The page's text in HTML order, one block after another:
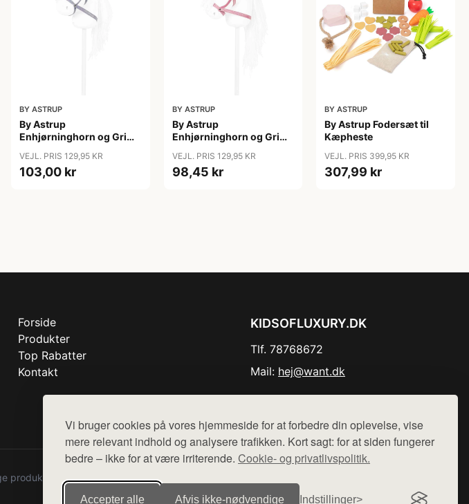
Vi bruger cookies på vores hjemmeside for at forbedre din oplevelse, vise
mere relevant indhold og analysere trafikken. Kort sagt: for at siden fungerer
bedre – ikke for at være irriterende. Cookie- og privatlivspolitik.
Accepter alle Afvis ikke‑nødvendige Indstillinger
BY ASTRUP
By Astrup
Enhjørninghorn og Grime
VEJL. PRIS 129,95 KR
103,00 kr
BY ASTRUP
By Astrup
Enhjørninghorn og Grime
VEJL. PRIS 129,95 KR
98,45 kr
BY ASTRUP
By Astrup Fodersæt til
Kæpheste
VEJL. PRIS 399,95 KR
307,99 kr
Forside
Produkter
Top Rabatter
Kontakt
KIDSOFLUXURY.DK
Tlf. 78768672
Mail: hej@want.dk
fra diverse webshops. Der sælges ikke varer fra denne side - vi henviser til de shops,